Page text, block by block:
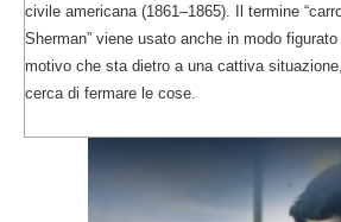
civile americana (1861–1865). Il termine
Sherman” viene usato anche in modo
motivo che sta dietro a una cattiva
cerca di fermare le cose.